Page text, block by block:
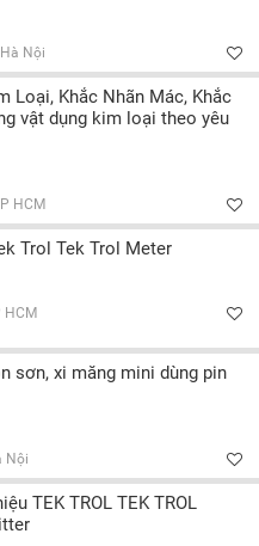
Hà Nội
Loại, Khắc Nhãn Mác, Khắc
vật dụng kim loại theo yêu
HCM
Trol Tek Trol Meter
HCM
sơn, xi măng mini dùng pin
Nội
TEK TROL TEK TROL